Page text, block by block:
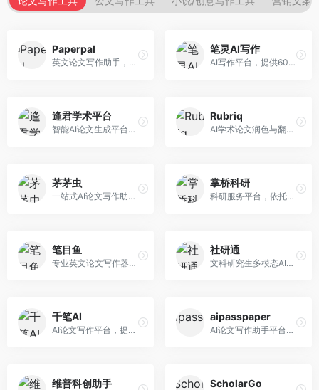
Paperpal
英文论文写作助手，专注于学术英语润色。面向需要发表国际期刊的研究者，提供语法检查、学术表达优化、格式规范等服务，英语表达地道专业。
笔灵AI写作
AI写作平台，提供600+写作模板。面向学生、职场人士和内容创作者，支持论文、公文、营销文案等多种文体，模板丰富，一键生成，写作效率大幅提升。
逢君学术平台
智能AI论文生成平台，支持查重检测。面向高校学生和研究人员，提供论文选题、内容生成、查重修改等一站式服务，学术写作流程完整。
Rubriq
AI学术论文润色与翻译平台。面向国际期刊投稿者，提供论文润色、翻译、格式调整等服务，支持多语言，学术表达专业规范。
茅茅虫
一站式AI论文写作助手，覆盖学术写作全场景。面向高校学生和科研人员，提供开题报告、文献综述、论文正文等写作服务，支持多学科多类型论文，操作简便。
掌桥科研
科研服务平台，依托3亿+真实文献数据库。面向学术研究者和学生，提供文献检索、论文写作、科研数据分析等服务，文献资源丰富，学术支持专业。
笔目鱼
专业英文论文写作器，支持学术论文全流程。面向留学生和国际期刊投稿者，提供英文论文撰写、润色、格式调整等服务，学术英语表达规范。
社研通
文科研究生多模态AI学术写作平台。面向文科研究生和社科研究者，提供文献综述、理论分析、定性研究辅助等服务，文科研究方法论支持完善。
千笔AI
AI论文写作平台，提供无限改稿服务。面向高校学生和学术研究者，支持论文选题、大纲生成、内容撰写、查重修改等全流程服务，改稿次数不限，服务质量有保障。
aipasspaper
AI论文写作助手平台，提供智能化的学术写作支持。面向大学生和研究人员，支持多种学科论文生成，提供参考文献管理和格式规范服务，写作效率高。
维普科创助手 ScholarGo